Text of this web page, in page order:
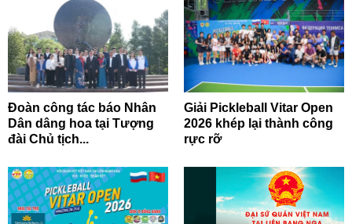
Đoàn công tác báo Nhân
Dân dâng hoa tại Tượng
đài Chủ tịch...
Giải Pickleball Vitar Open
2026 khép lại thành công
rực rỡ